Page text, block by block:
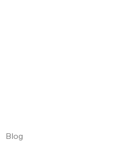
Blog